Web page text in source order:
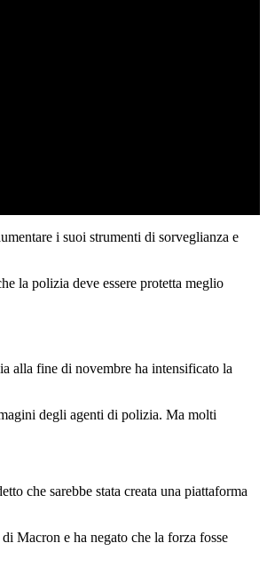
i suoi strumenti di sorveglianza e
la polizia deve essere protetta meglio
alla fine di novembre ha intensificato la
degli agenti di polizia. Ma molti
che sarebbe stata creata una piattaforma
Macron e ha negato che la forza fosse